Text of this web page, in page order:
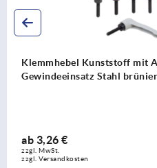
DETAILS